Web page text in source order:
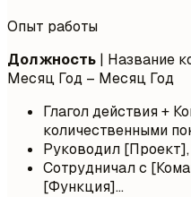
Опыт работы
Должность | Название
Месяц Год – Месяц Год
Глагол действия +
количественными
Руководил [Проект],
Сотрудничал с
[Функция]...